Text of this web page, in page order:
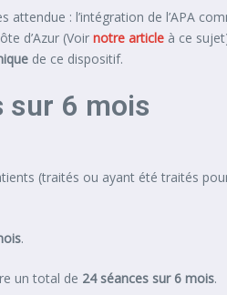
: l’intégration de l’APA
d’Azur (Voir notre article à ce
de ce dispositif.
sur 6 mois
(traités ou ayant été traités
.
un total de 24 séances sur 6 mois.